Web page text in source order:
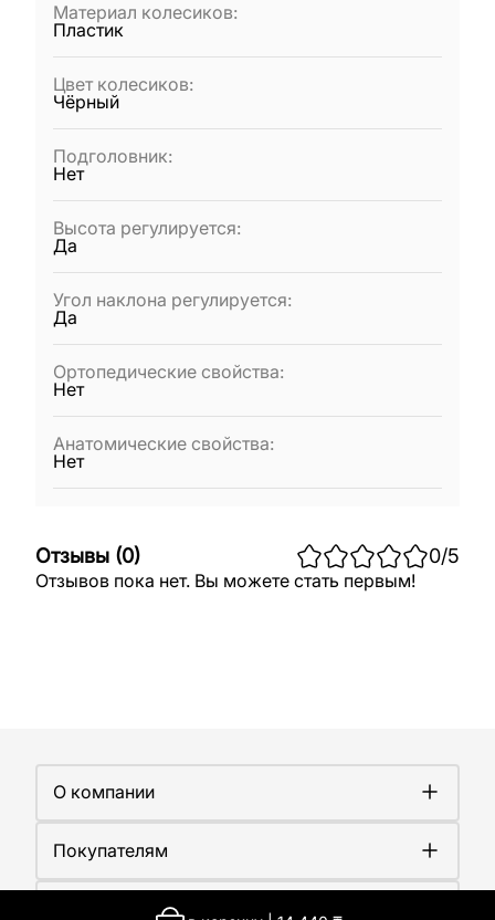
Материал колесиков:
Пластик
Цвет колесиков:
Чёрный
Подголовник:
Нет
Высота регулируется:
Да
Угол наклона регулируется:
Да
Ортопедические свойства:
Нет
Анатомические свойства:
Нет
Отзывы (0) 0/5
Отзывов пока нет. Вы можете стать первым!
О компании
Работа у нас
Сертификаты
Покупателям
Доставка